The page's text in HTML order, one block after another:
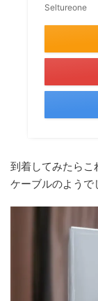
Seltureone
到着してみたら
ケーブルのようで